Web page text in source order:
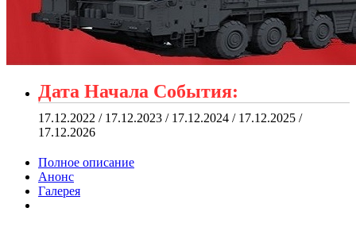
Дата Начала События:
17.12.2022 / 17.12.2023 / 17.12.2024 / 17.12.2025 /
17.12.2026
Полное описание
Анонс
Галерея